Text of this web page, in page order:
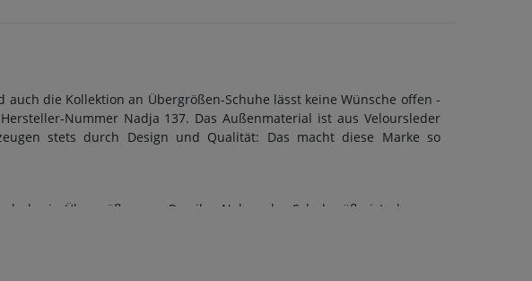
die Kollektion an Übergrößen-Schuhe lässt keine Wünsche offen -
Nummer Nadja 137. Das Außenmaterial ist aus Veloursleder
stets durch Design und Qualität: Das macht diese Marke so
in Übergrößen von Romika. Neben der Schuhgröße ist aber vor